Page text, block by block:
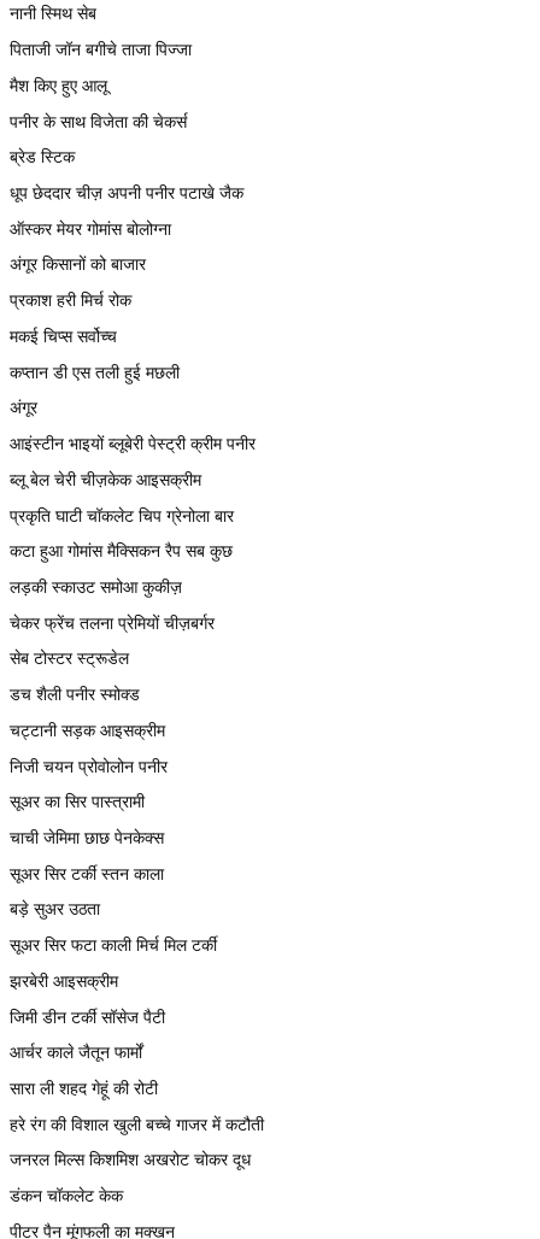
नानी स्मिथ सेब
पिताजी जॉन बगीचे ताजा पिज्जा
मैश किए हुए आलू
पनीर के साथ विजेता की चेकर्स
ब्रेड स्टिक
धूप छेददार चीज़ अपनी पनीर पटाखे जैक
ऑस्कर मेयर गोमांस बोलोग्ना
अंगूर किसानों को बाजार
प्रकाश हरी मिर्च रोक
मकई चिप्स सर्वोच्च
कप्तान डी एस तली हुई मछली
अंगूर
आइंस्टीन भाइयों ब्लूबेरी पेस्ट्री क्रीम पनीर
ब्लू बेल चेरी चीज़केक आइसक्रीम
प्रकृति घाटी चॉकलेट चिप ग्रेनोला बार
कटा हुआ गोमांस मैक्सिकन रैप सब कुछ
लड़की स्काउट समोआ कुकीज़
चेकर फ्रेंच तलना प्रेमियों चीज़बर्गर
सेब टोस्टर स्ट्रूडेल
डच शैली पनीर स्मोक्ड
चट्टानी सड़क आइसक्रीम
निजी चयन प्रोवोलोन पनीर
सूअर का सिर पास्त्रामी
चाची जेमिमा छाछ पेनकेक्स
सूअर सिर टर्की स्तन काला
बड़े सुअर उठता
सूअर सिर फटा काली मिर्च मिल टर्की
झरबेरी आइसक्रीम
जिमी डीन टर्की सॉसेज पैटी
आर्चर काले जैतून फार्मों
सारा ली शहद गेहूं की रोटी
हरे रंग की विशाल खुली बच्चे गाजर में कटौती
जनरल मिल्स किशमिश अखरोट चोकर दूध
डंकन चॉकलेट केक
पीटर पैन मूंगफली का मक्खन